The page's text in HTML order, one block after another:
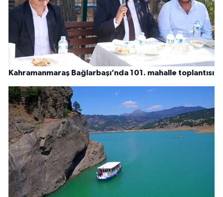
Kahramanmaraş Bağlarbaşı’nda 101. mahalle toplantısı